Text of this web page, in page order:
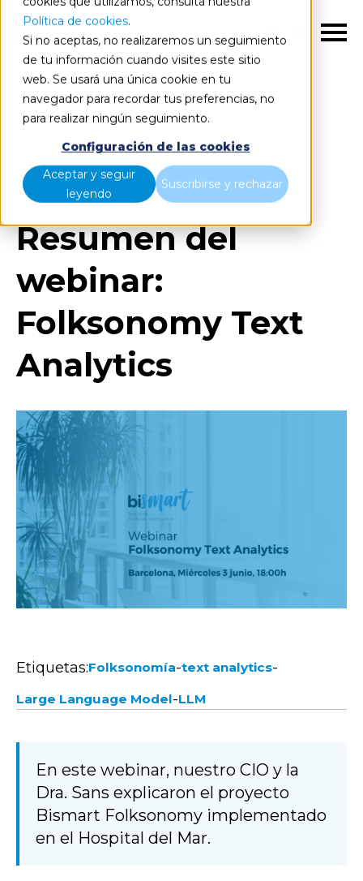
Política de cookies.
Si no aceptas, no realizaremos un seguimiento
de tu información cuando visites este sitio
web. Se usará una única cookie en tu
navegador para recordar tus preferencias, no
para realizar ningún seguimiento.
Configuración de las cookies
Aceptar y seguir
leyendo
Suscribirse y rechazar
ES
Resumen del webinar: Folksonomy Text Analytics
Resumen del
webinar:
Folksonomy Text
Analytics
Etiquetas:Folksonomía-text analytics-
Large Language Model-LLM
En este webinar, nuestro CIO y la
Dra. Sans explicaron el proyecto
Bismart Folksonomy implementado
en el Hospital del Mar.